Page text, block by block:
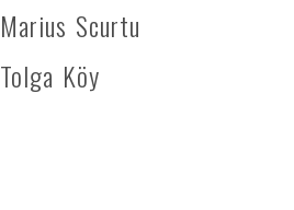
Marius Scurtu
Tolga Köy